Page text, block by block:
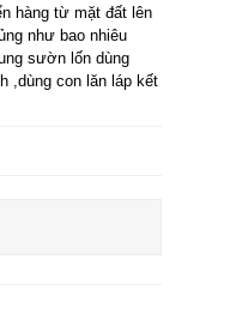
hàng từ mặt đất lên
như bao nhiêu
sườn lốn dùng
,dùng con lăn láp kết